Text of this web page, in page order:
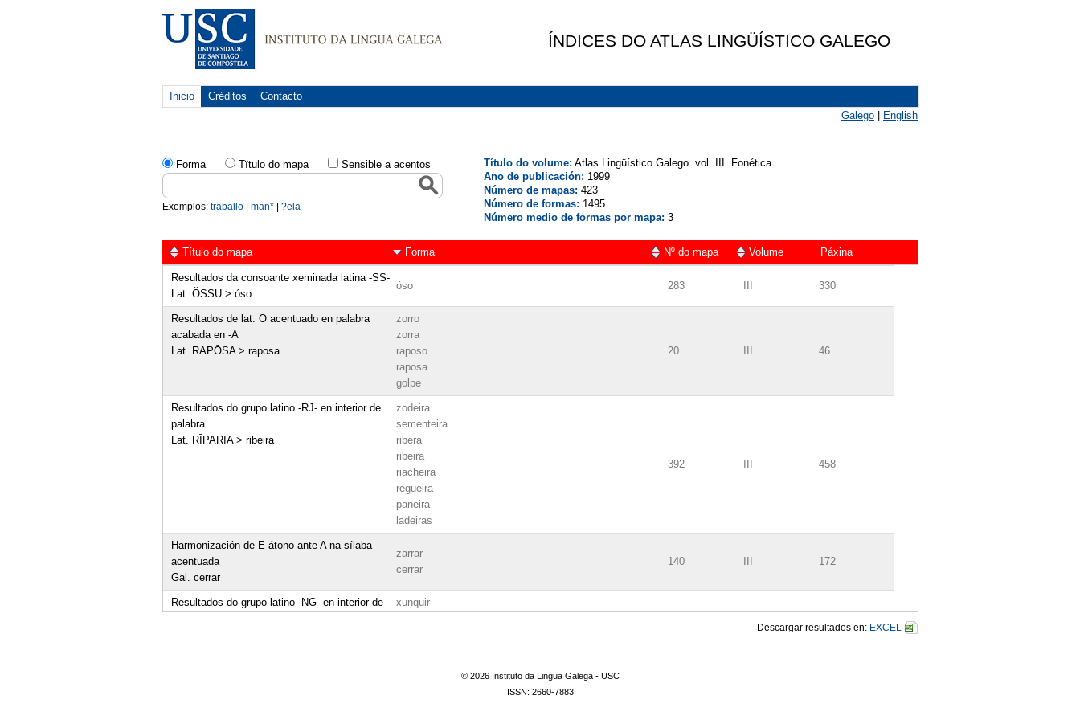
ÍNDICES DO ATLAS LINGÜÍSTICO GALEGO
Inicio Créditos
Contacto
Galego
English
Forma Tïtulo do mapa Sensible a acentos
Exemplos: traballo man* ?ela
Título do volume: Atlas Lingüístico Galego. vol. III. Fonética
Ano de publicación: 1999
Número de mapas: 423
Número de formas: 1495
Número medio de formas por mapa: 3
Título do mapa Forma Nº do mapa Volume Páxina
Resultados da consoante xeminada latina -SS-
Lat. ŎSSU > óso
óso 283 330
Resultados de lat. Ō acentuado en palabra
acabada en -A
Lat. RAPŌSA > raposa
zorro
zorra
raposo
raposa
golpe
20 46
Resultados do grupo latino -RJ- en interior de
palabra
Lat. RĪPARIA > ribeira
zodeira
sementeira
ribera
ribeira
riacheira
regueira
paneira
ladeiras
392 458
Harmonización de E átono ante A na sílaba
acentuada
Gal. cerrar
zarrar
cerrar
140 172
Resultados do grupo latino -NG- en interior de
xunquir
434
Descargar resultados en: EXCEL
© 2026 Instituto da Lingua Galega - USC
ISSN: 2660-7883